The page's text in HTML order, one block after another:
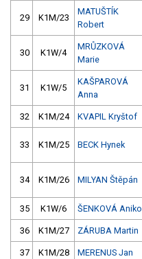
29 K1M/23
MATUŠTÍK
Robert
30 K1W/4
MRŮZKOVÁ
Marie
31 K1W/5
KAŠPAROVÁ
Anna
32 K1M/24 KVAPIL Kryštof
33 K1M/25 BECK Hynek
34 K1M/26 MILYAN Štěpán
35 K1W/6 ŠENKOVÁ Aniko
36 K1M/27 ZÁRUBA Martin
37 K1M/28 MERENUS Jan